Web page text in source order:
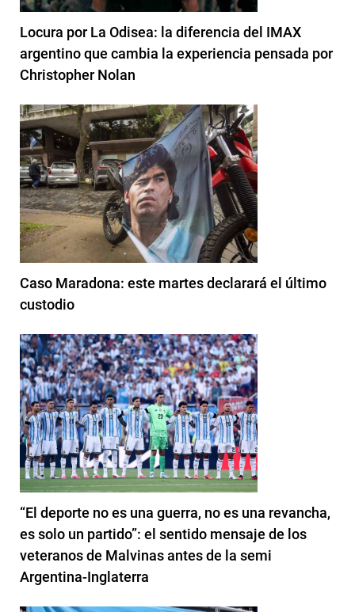
Locura por La Odisea: la diferencia del IMAX
argentino que cambia la experiencia pensada por
Christopher Nolan
Caso Maradona: este martes declarará el último
custodio
“El deporte no es una guerra, no es una revancha,
es solo un partido”: el sentido mensaje de los
veteranos de Malvinas antes de la semi
Argentina-Inglaterra